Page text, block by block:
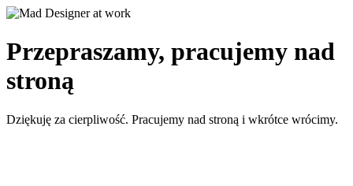
Przepraszamy, pracujemy nad
stroną
Dziękuję za cierpliwość. Pracujemy nad stroną i wkrótce wrócimy.